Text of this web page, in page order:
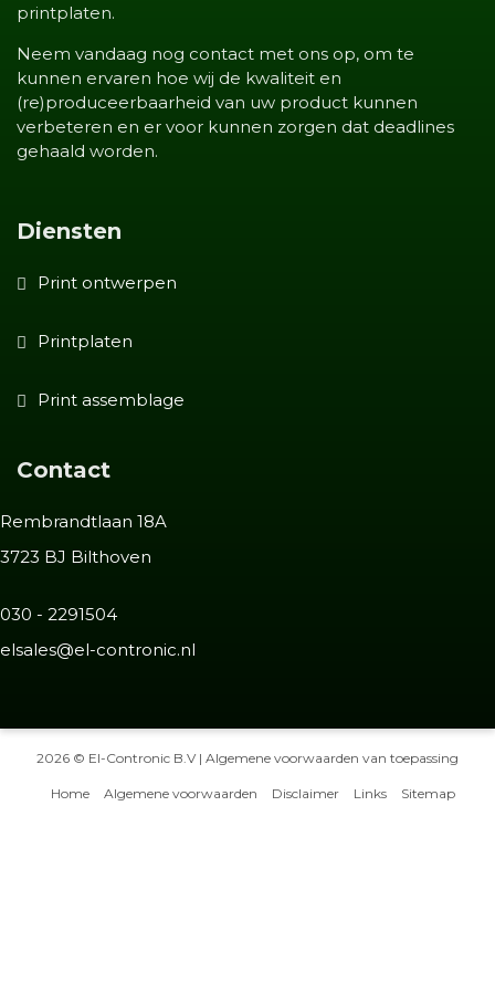
printplaten.
Neem vandaag nog contact met ons op, om te
kunnen ervaren hoe wij de kwaliteit en
(re)produceerbaarheid van uw product kunnen
verbeteren en er voor kunnen zorgen dat deadlines
gehaald worden.
Diensten
Print ontwerpen
Printplaten
Print assemblage
Contact
Rembrandtlaan 18A
3723 BJ Bilthoven
030 - 2291504
elsales@el-contronic.nl
2026 © El-Contronic B.V | Algemene voorwaarden van toepassing
Home Algemene voorwaarden Disclaimer Links Sitemap